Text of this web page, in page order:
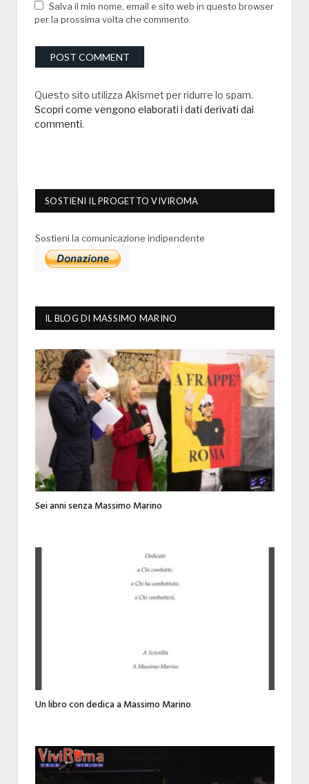
Salva il mio nome, email e sito web in questo browser
per la prossima volta che commento.
Questo sito utilizza Akismet per ridurre lo spam.
Scopri come vengono elaborati i dati derivati dai
commenti.
SOSTIENI IL PROGETTO VIVIROMA
Sostieni la comunicazione indipendente
IL BLOG DI MASSIMO MARINO
Sei anni senza Massimo Marino
Un libro con dedica a Massimo Marino